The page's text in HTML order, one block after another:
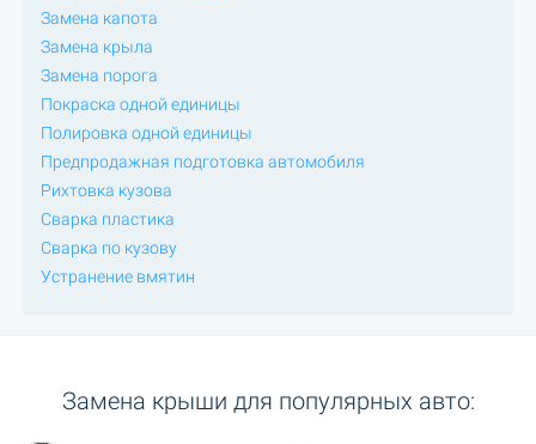
Замена капота
Замена крыла
Замена порога
Покраска одной единицы
Полировка одной единицы
Предпродажная подготовка автомобиля
Рихтовка кузова
Сварка пластика
Сварка по кузову
Устранение вмятин
Замена крыши для популярных авто: